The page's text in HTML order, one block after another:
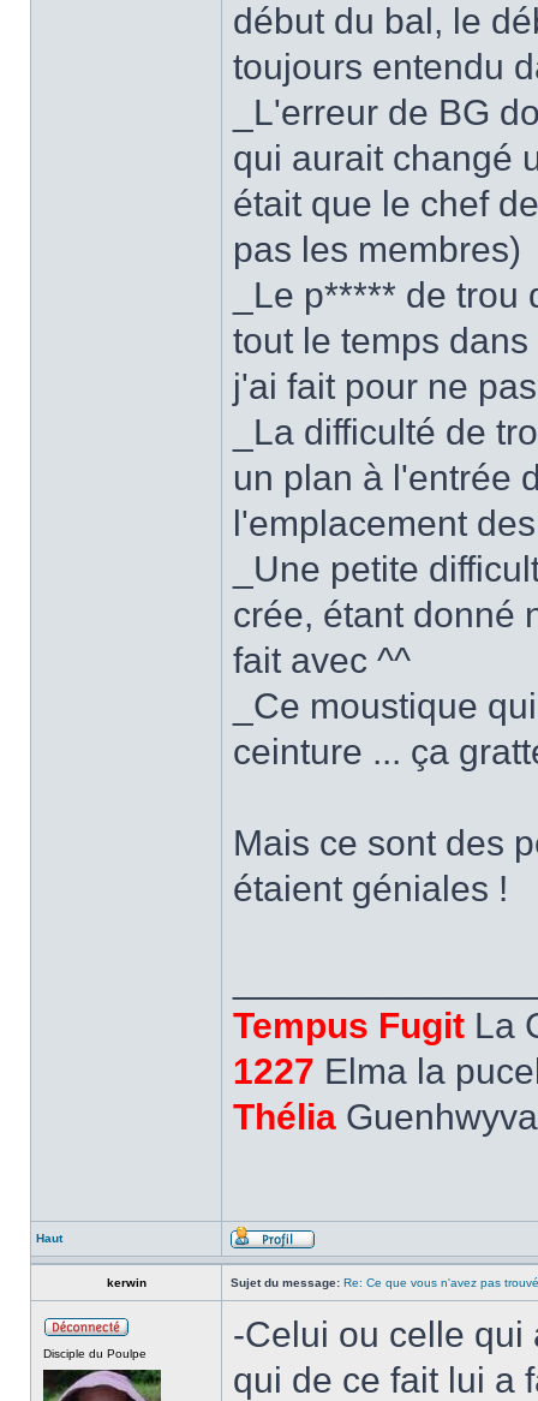
début du bal, le
toujours entendu
_L'erreur de BG
qui aurait changé
était que le chef
pas les membres)
_Le p***** de
tout le temps
j'ai fait pour ne
_La difficulté de
un plan à l'entrée
l'emplacement
_Une petite
crée, étant donné
fait avec ^^
_Ce moustique
ceinture ... ça
Mais ce sont des
étaient géniales !
Tempus Fugit La
1227 Elma la
Thélia
Haut
kerwin Sujet du message: Re: Ce que vous n'avez pas
Disciple du Poulpe
-Celui ou celle qui
qui de ce fait lui a